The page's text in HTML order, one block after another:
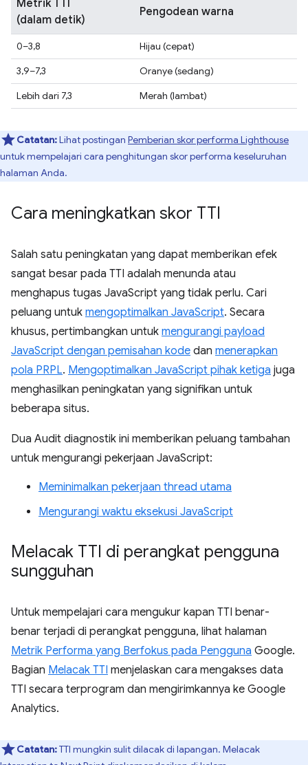
Metrik TTI
(dalam detik)
Pengodean warna
0–3,8
Hijau (cepat)
3,9–7,3
Oranye (sedang)
Lebih dari 7,3
Merah (lambat)
Catatan:Lihat postingan Pemberian skor performa Lighthouse
untuk mempelajari cara penghitungan skor performa keseluruhan
halaman Anda.
Cara meningkatkan skor TTI
Salah satu peningkatan yang dapat memberikan efek
sangat besar pada TTI adalah menunda atau
menghapus tugas JavaScript yang tidak perlu. Cari
peluang untuk mengoptimalkan JavaScript. Secara
khusus, pertimbangkan untuk mengurangi payload
JavaScript dengan pemisahan kode dan menerapkan
pola PRPL. Mengoptimalkan JavaScript pihak ketiga juga
menghasilkan peningkatan yang signifikan untuk
beberapa situs.
Dua Audit diagnostik ini memberikan peluang tambahan
untuk mengurangi pekerjaan JavaScript:
Meminimalkan pekerjaan thread utama
Mengurangi waktu eksekusi JavaScript
Melacak TTI di perangkat pengguna
sungguhan
Untuk mempelajari cara mengukur kapan TTI benar-
benar terjadi di perangkat pengguna, lihat halaman
Metrik Performa yang Berfokus pada Pengguna Google.
Bagian Melacak TTI menjelaskan cara mengakses data
TTI secara terprogram dan mengirimkannya ke Google
Analytics.
Catatan:TTI mungkin sulit dilacak di lapangan. Melacak